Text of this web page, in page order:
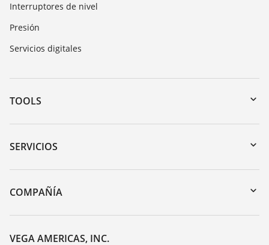
Interruptores de nivel
Presión
Servicios digitales
TOOLS
Zona de descarga
Búsqueda por número de serie
DTM Collection/PACTware
SERVICIOS
Devolución de instrumentos
Cursos de formacion
Lista de resistencias
COMPAÑÍA
Acerca de VEGA
Contacto
VEGA AMERICAS, INC.